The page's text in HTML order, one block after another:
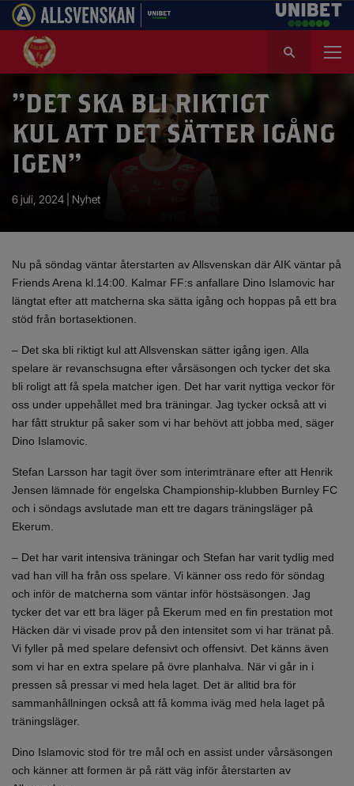
k
t
”DET SKA BLI RIKTIGT
KUL ATT DET SÄTTER IGÅNG
IGEN”
6 juli, 2024 | Nyhet
Nu på söndag väntar återstarten av Allsvenskan där AIK väntar på
Friends Arena kl.14:00. Kalmar FF:s anfallare Dino Islamovic har
längtat efter att matcherna ska sätta igång och hoppas på ett bra
stöd från bortasektionen.
– Det ska bli riktigt kul att Allsvenskan sätter igång igen. Alla
spelare är revanschsugna efter vårsäsongen och tycker det ska
bli roligt att få spela matcher igen. Det har varit nyttiga veckor för
oss under uppehållet med bra träningar. Jag tycker också att vi
har fått struktur på saker som vi har behövt att jobba med, säger
Dino Islamovic.
Stefan Larsson har tagit över som interimtränare efter att Henrik
Jensen lämnade för engelska Championship-klubben Burnley FC
och i söndags avslutade man ett tre dagars träningsläger på
Ekerum.
– Det har varit intensiva träningar och Stefan har varit tydlig med
vad han vill ha från oss spelare. Vi känner oss redo för söndag
och inför de matcherna som väntar inför höstsäsongen. Jag
tycker det var ett bra läger på Ekerum med en fin prestation mot
Häcken där vi visade prov på den intensitet som vi har tränat på.
Vi fyller på med spelare defensivt och offensivt. Det känns även
som vi har en extra spelare på övre planhalva. När vi går in i
pressen så pressar vi med hela laget. Det är alltid bra för
sammanhållningen också att få komma iväg med hela laget på
träningsläger.
Dino Islamovic stod för tre mål och en assist under vårsäsongen
och känner att formen är på rätt väg inför återstarten av